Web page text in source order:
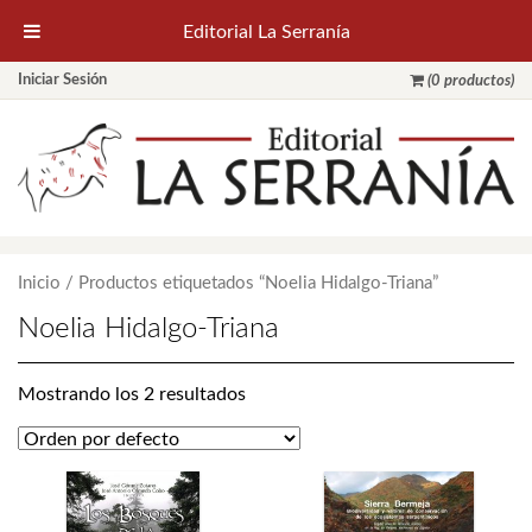
Iniciar Sesión (0 productos)
Inicio / Productos etiquetados “Noelia Hidalgo-Triana”
Noelia Hidalgo-Triana
Mostrando los 2 resultados
Editorial La Serranía